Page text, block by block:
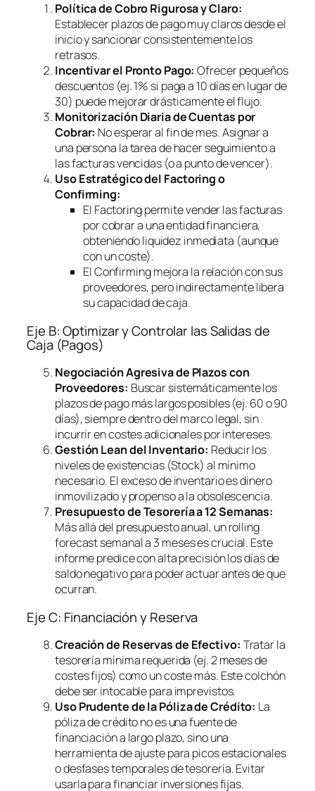
Política de Cobro Rigurosa y Claro:
Establecer plazos de pago muy claros desde el
inicio y sancionar consistentemente los
retrasos.
Incentivar el Pronto Pago: Ofrecer pequeños
descuentos (ej. 1% si paga a 10 días en lugar de
30) puede mejorar drásticamente el flujo.
Monitorización Diaria de Cuentas por
Cobrar: No esperar al fin de mes. Asignar a
una persona la tarea de hacer seguimiento a
las facturas vencidas (o a punto de vencer).
Uso Estratégico del Factoringo
Confirming:
El Factoringpermite vender las facturas
por cobrar a una entidad financiera,
obteniendo liquidez inmediata (aunque
con un coste).
ElConfirmingmejora la relación con sus
proveedores, pero indirectamente libera
su capacidad de caja.
Eje B: Optimizar y Controlar las Salidas de
Caja (Pagos)
Negociación Agresiva de Plazos con
Proveedores: Buscar sistemáticamente los
plazos de pago más largos posibles (ej. 60 o 90
días), siempre dentro del marco legal, sin
incurrir en costes adicionales por intereses.
Gestión Lean del Inventario: Reducir los
niveles de existencias (Stock) al mínimo
necesario. El exceso de inventario es dinero
inmovilizado y propenso a la obsolescencia.
Presupuesto de Tesorería a 12 Semanas:
Más allá del presupuesto anual, unrolling
forecastsemanal a 3 meses es crucial. Este
informe predice con alta precisión los días de
saldo negativo para poder actuar antes de que
ocurran.
Eje C: Financiación y Reserva
Creación de Reservas de Efectivo: Tratar la
tesorería mínima requerida (ej. 2 meses de
costes fijos) como un coste más. Este colchón
debe ser intocable para imprevistos.
Uso Prudente de la Póliza de Crédito: La
póliza de crédito no es una fuente de
financiación a largo plazo, sino una
herramienta de ajuste para picos estacionales
o desfases temporales de tesorería. Evitar
usarla para financiar inversiones fijas.